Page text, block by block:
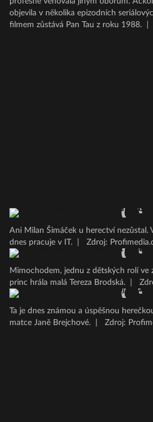
objevila v několika epizodních
filmem zůstává Pan Tau z roku 1988.
Ani Milan Šimáček u herectví nezůstal.
dnes pracuje v IT.
Zdroj:
Mimochodem, jednu z dětských rolí ve
princ hrála malá Tereza Brodská.
Ta je dnes známou a úspěšnou
matce Janě Brejchové.
Zdroj: